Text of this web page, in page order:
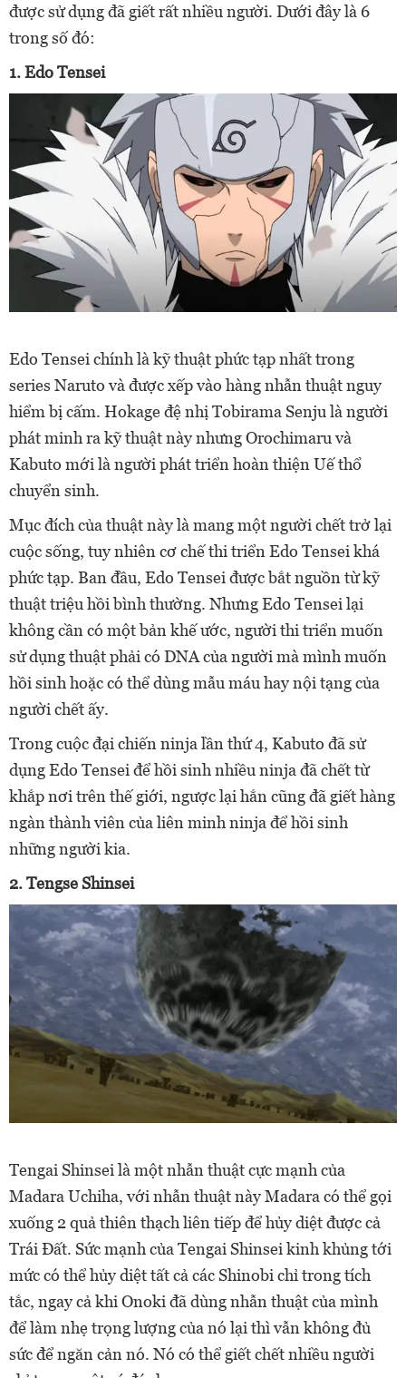
được sử dụng đã giết rất nhiều người. Dưới đây là 6
trong số đó:
1. Edo Tensei
Edo Tensei chính là kỹ thuật phức tạp nhất trong
series Naruto và được xếp vào hàng nhẫn thuật nguy
hiểm bị cấm. Hokage đệ nhị Tobirama Senju là người
phát minh ra kỹ thuật này nhưng Orochimaru và
Kabuto mới là người phát triển hoàn thiện Uế thổ
chuyển sinh.
Mục đích của thuật này là mang một người chết trở lại
cuộc sống, tuy nhiên cơ chế thi triển Edo Tensei khá
phức tạp. Ban đầu, Edo Tensei được bắt nguồn từ kỹ
thuật triệu hồi bình thường. Nhưng Edo Tensei lại
không cần có một bản khế ước, người thi triển muốn
sử dụng thuật phải có DNA của người mà mình muốn
hồi sinh hoặc có thể dùng mẫu máu hay nội tạng của
người chết ấy.
Trong cuộc đại chiến ninja lần thứ 4, Kabuto đã sử
dụng Edo Tensei để hồi sinh nhiều ninja đã chết từ
khắp nơi trên thế giới, ngược lại hắn cũng đã giết hàng
ngàn thành viên của liên minh ninja để hồi sinh
những người kia.
2. Tengse Shinsei
Tengai Shinsei là một nhẫn thuật cực mạnh của
Madara Uchiha, với nhẫn thuật này Madara có thể gọi
xuống 2 quả thiên thạch liên tiếp để hủy diệt được cả
Trái Đất. Sức mạnh của Tengai Shinsei kinh khủng tới
mức có thể hủy diệt tất cả các Shinobi chỉ trong tích
tắc, ngay cả khi Onoki đã dùng nhẫn thuật của mình
để làm nhẹ trọng lượng của nó lại thì vẫn không đủ
sức để ngăn cản nó. Nó có thể giết chết nhiều người